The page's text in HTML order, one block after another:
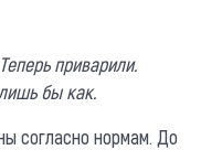
приварили.
бы как.
согласно нормам. До